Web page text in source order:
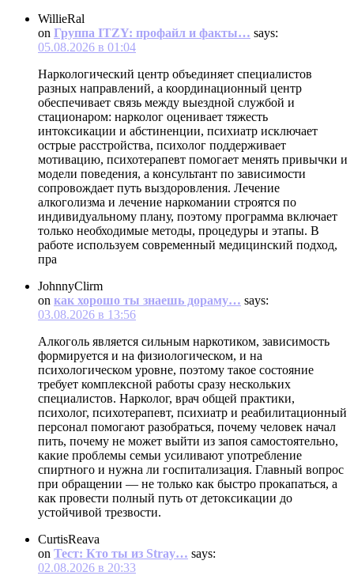
WillieRal
on Группа ITZY: профайл и факты… says:
05.08.2026 в 01:04
Наркологический центр объединяет специалистов
разных направлений, а координационный центр
обеспечивает связь между выездной службой и
стационаром: нарколог оценивает тяжесть
интоксикации и абстиненции, психиатр исключает
острые расстройства, психолог поддерживает
мотивацию, психотерапевт помогает менять привычки и
модели поведения, а консультант по зависимости
сопровождает путь выздоровления. Лечение
алкоголизма и лечение наркомании строятся по
индивидуальному плану, поэтому программа включает
только необходимые методы, процедуры и этапы. В
работе используем современный медицинский подход,
пра
JohnnyClirm
on как хорошо ты знаешь дораму… says:
03.08.2026 в 13:56
Алкоголь является сильным наркотиком, зависимость
формируется и на физиологическом, и на
психологическом уровне, поэтому такое состояние
требует комплексной работы сразу нескольких
специалистов. Нарколог, врач общей практики,
психолог, психотерапевт, психиатр и реабилитационный
персонал помогают разобраться, почему человек начал
пить, почему не может выйти из запоя самостоятельно,
какие проблемы семьи усиливают употребление
спиртного и нужна ли госпитализация. Главный вопрос
при обращении — не только как быстро прокапаться, а
как провести полный путь от детоксикации до
устойчивой трезвости.
CurtisReava
on Тест: Кто ты из Stray… says:
02.08.2026 в 20:33